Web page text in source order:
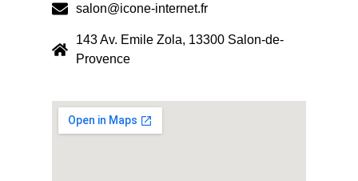
salon@icone-internet.fr
143 Av. Emile Zola, 13300 Salon-de-
Provence